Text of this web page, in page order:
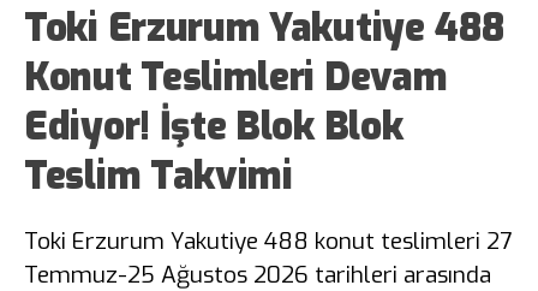
Toki Erzurum Yakutiye 488
Konut Teslimleri Devam
Ediyor! İşte Blok Blok
Teslim Takvimi
Toki Erzurum Yakutiye 488 konut teslimleri 27
Temmuz-25 Ağustos 2026 tarihleri arasında